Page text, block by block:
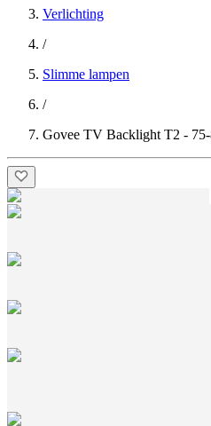
Verlichting
/
Slimme lampen
/
Govee TV Backlight T2 -